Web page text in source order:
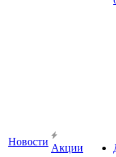
Новости
Акции